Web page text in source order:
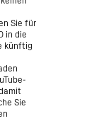
Sie für
in die
künftig
Sie